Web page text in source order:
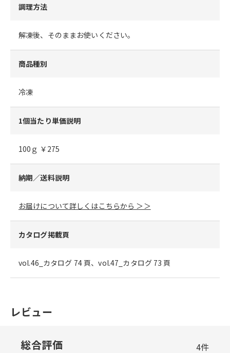
調理方法
解凍後、そのままお使いください。
商品種別
冷凍
1個当たり単価説明
100ｇ ￥275
納期／送料説明
お届けについて詳しくはこちらから ＞＞
カタログ掲載頁
vol.46_カタログ 74 頁、vol.47_カタログ 73 頁
レビュー
総合評価 4件